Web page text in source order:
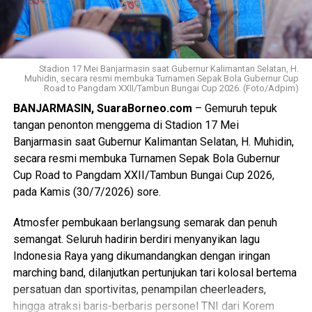
media sosial maupun kanal pengaduan resmi PLN, serta
kejelasan pemberian kompensasi bagi pelanggan
terdampak.
Atas berbagai laporan dan permasalahan tersebut,
dari manajemen PT. PLN UP3 Banjarmasin beserta jajaran.
Dalam pertemuan dimaksud, pihak PLN pertama
menyampaikan permohonan maaf atas peristiwa
pemadaman bergilir ini. Kemudian dijelaskan penyebab
padam adalah adanya gangguan teknis pada sisi
pembangkit di Tanjung Power Indonesia dan SKS Listrik
Kalimantan serta pemeliharaan di PLTU Asam-asam. Untuk
proses pemulihan pembangkit Tanjung Power Indonesia
sudah selesai, SKS Listrik Kalimantan diperkirakan selesai
tanggal 5 Agustus 2026, sementara PLTU Asam-asam
ditargetkan tanggal 29 Agustus 2026. PLN menjelaskan
pula bahwa untuk pengaturan beban dan penentuan titik
mengatakan, dana bantuan diberikan kepada sembilan
parpol tahun ini mengalami kenaikan dari Rp7.500 menjadi
Rp10.000 per suara perolehan Pemilu Legislatif 2024.
[adv/adpim]
Views: 16
Bagikan ke
WhatsApp 0 Facebook 0
Messenger 0
Stadion 17 Mei Banjarmasin saat Gubernur Kalimantan Selatan, H.
Muhidin, secara resmi membuka Turnamen Sepak Bola Gubernur Cup
Road to Pangdam XXII/Tambun Bungai Cup 2026. (Foto/Adpim)
BANJARMASIN, SuaraBorneo.com – Gemuruh tepuk
tangan penonton menggema di Stadion 17 Mei
Banjarmasin saat Gubernur Kalimantan Selatan, H. Muhidin,
secara resmi membuka Turnamen Sepak Bola Gubernur
Cup Road to Pangdam XXII/Tambun Bungai Cup 2026,
pada Kamis (30/7/2026) sore.
Atmosfer pembukaan berlangsung semarak dan penuh
semangat. Seluruh hadirin berdiri menyanyikan lagu
Indonesia Raya yang dikumandangkan dengan iringan
marching band, dilanjutkan pertunjukan tari kolosal bertema
persatuan dan sportivitas, penampilan cheerleaders,
hingga atraksi baris-berbaris personel TNI dari Korem